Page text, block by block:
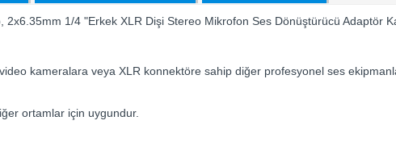
1/4 "Erkek XLR Dişi Stereo Mikrofon Ses Dönüştürücü Adaptör
kameralara veya XLR konnektöre sahip diğer profesyonel ses
ortamlar için uygundur.